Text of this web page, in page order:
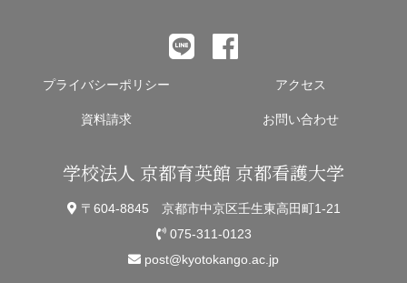
プライバシーポリシー アクセス
資料請求 お問い合わせ
学校法人 京都育英館 京都看護大学
〒604-8845 京都市中京区壬生東高田町1-21
075-311-0123
post@kyotokango.ac.jp